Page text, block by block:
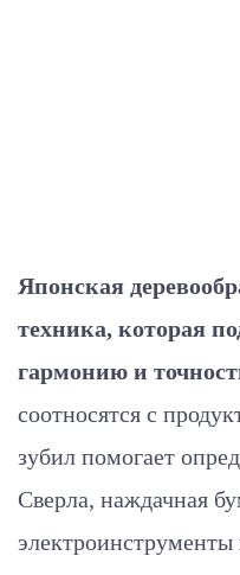
Японская
техника, которая
гармонию и
соотносятся с
зубил помогает
Сверла, наждачная